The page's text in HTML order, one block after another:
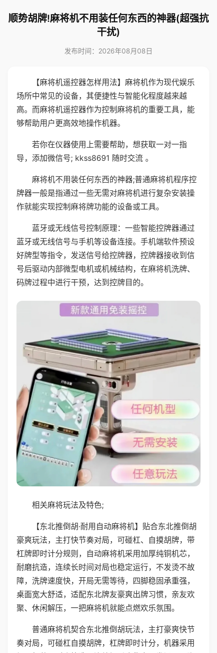
顺势胡牌!麻将机不用装任何东西的神器(超强抗
干扰)
发布时间：2026年08月08日
【麻将机遥控器怎样用法】麻将机作为现代娱乐
场所中常见的设备，其便捷性与智能化程度越来越
高。而麻将机遥控器作为控制麻将机的重要工具，能
够帮助用户更高效地操作机器。
若你在仪器使用上需要帮助，想获取一对一指
导，添加微信号; kkss8691 随时交流 。
麻将机不用装任何东西的神器;普通麻将机程序控
牌器一般是指通过一些无需对麻将机进行复杂安装操
作就能实现控制麻将牌功能的设备或工具。
蓝牙或无线信号控制原理：一些智能控牌器通过
蓝牙或无线信号与手机等设备连接。手机端软件预设
好牌型等指令，发送信号给控牌器，控牌器接收到信
号后驱动内部微型电机或机械结构，在麻将机洗牌、
码牌过程中进行干预，达到控牌目的。
相关麻将玩法及特色;
【东北推倒胡·耐用自动麻将机】贴合东北推倒胡
豪爽玩法，主打快节奏对局，可碰杠、自摸胡牌，带
杠牌即时计分规则，自动麻将机采用加厚纯铜机芯，
耐磨抗造，连续长时间对局也稳定运行，不发烫不故
障，洗牌速度快，开局无需等待，四脚稳固承重强，
桌面宽大舒适，适配东北牌友豪爽出牌习惯，亲友欢
聚、休闲解压，一把麻将机就能点燃欢乐氛围。
普通麻将机契合东北推倒胡玩法，主打豪爽快节
奏对局，可碰杠自摸胡牌，杠牌即时计分，机器采用